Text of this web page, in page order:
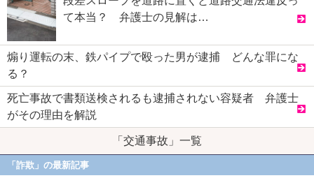
て本当？ 弁護士の見解は…
煽り運転の末、鉄パイプで殴った男が逮捕 どんな罪にな
る？
死亡事故で書類送検されるも逮捕されない容疑者 弁護士
がその理由を解説
「交通事故」一覧
「詐欺」の最新記事